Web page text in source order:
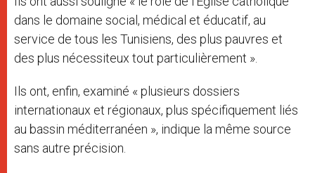
dans le domaine social, médical et éducatif, au
service de tous les Tunisiens, des plus pauvres et
des plus nécessiteux tout particulièrement ».
Ils ont, enfin, examiné « plusieurs dossiers
internationaux et régionaux, plus spécifiquement liés
au bassin méditerranéen », indique la même source
sans autre précision.